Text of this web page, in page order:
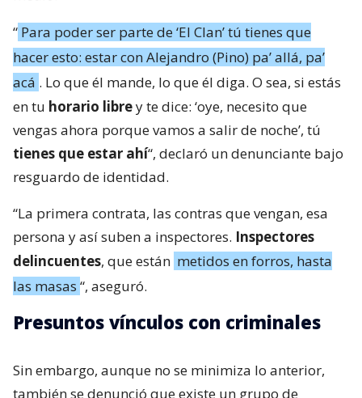
“ Para poder ser parte de ‘El Clan’ tú tienes que
hacer esto: estar con Alejandro (Pino) pa’ allá, pa’
acá . Lo que él mande, lo que él diga. O sea, si estás
en tu horario librey te dice: ‘oye, necesito que
vengas ahora porque vamos a salir de noche’, tú
tienes que estar ahí“, declaró un denunciante bajo
resguardo de identidad.
“La primera contrata, las contras que vengan, esa
persona y así suben a inspectores. Inspectores
delincuentes, que están metidos en forros, hasta
las masas “, aseguró.
Presuntos vínculos con criminales
Sin embargo, aunque no se minimiza lo anterior,
también se denunció que existe un grupo de